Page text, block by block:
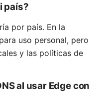
país?
por país. En la
uso personal, pero
y las políticas de
al usar Edge con